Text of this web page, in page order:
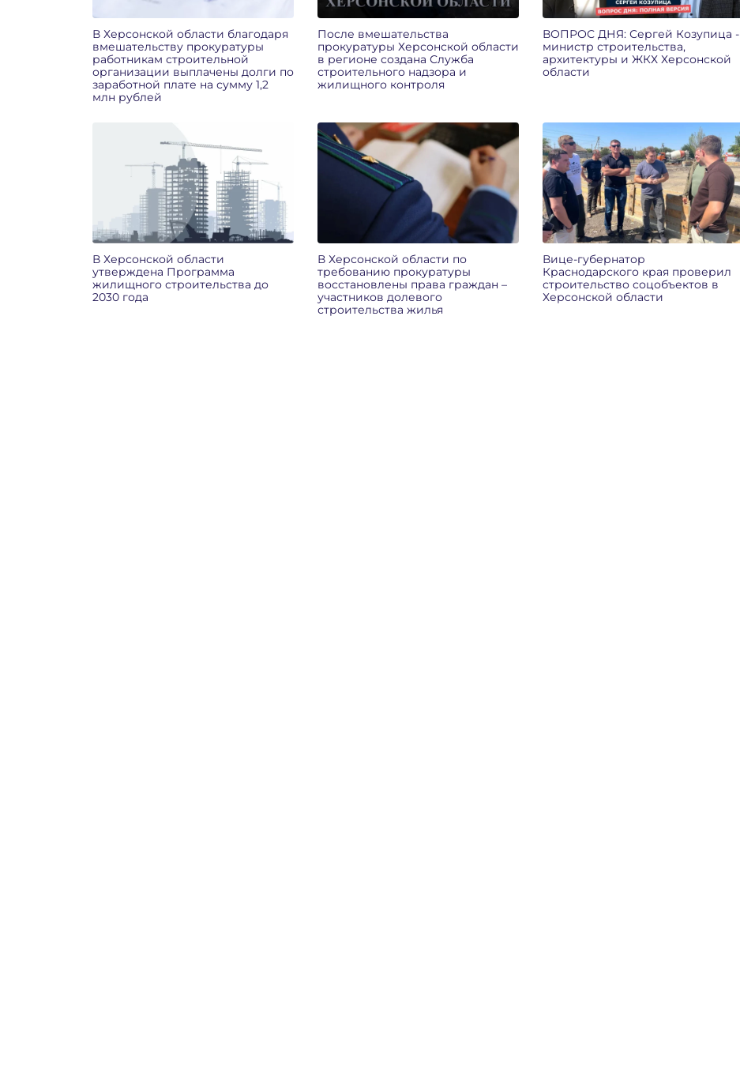
В Херсонской области благодаря
вмешательству прокуратуры
работникам строительной
организации выплачены долги по
заработной плате на сумму 1,2
млн рублей
После вмешательства
прокуратуры Херсонской области
в регионе создана Служба
строительного надзора и
жилищного контроля
ВОПРОС ДНЯ: Сергей Козупица -
министр строительства,
архитектуры и ЖКХ Херсонской
области
В Херсонской области
утверждена Программа
жилищного строительства до
2030 года
В Херсонской области по
требованию прокуратуры
восстановлены права граждан –
участников долевого
строительства жилья
Вице-губернатор
Краснодарского края проверил
строительство соцобъектов в
Херсонской области